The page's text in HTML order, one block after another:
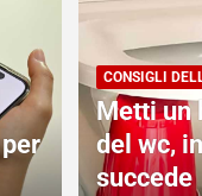
CONSIGLI
Metti un
del wc,
succede